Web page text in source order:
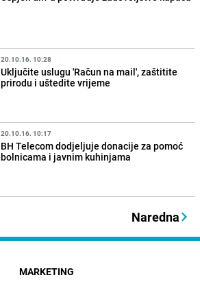
20.10.16. 10:28
Uključite uslugu 'Račun na mail', zaštitite
prirodu i uštedite vrijeme
20.10.16. 10:17
BH Telecom dodjeljuje donacije za pomoć
bolnicama i javnim kuhinjama
Naredna
MARKETING